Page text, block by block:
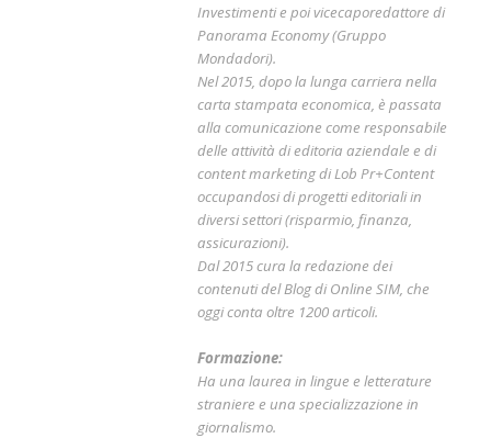
Investimenti e poi vicecaporedattore di
Panorama Economy (Gruppo
Mondadori).
Nel 2015, dopo la lunga carriera nella
carta stampata economica, è passata
alla comunicazione come responsabile
delle attività di editoria aziendale e di
content marketing di Lob Pr+Content
occupandosi di progetti editoriali in
diversi settori (risparmio, finanza,
assicurazioni).
Dal 2015 cura la redazione dei
contenuti del Blog di Online SIM, che
oggi conta oltre 1200 articoli.
Formazione:
Ha una laurea in lingue e letterature
straniere e una specializzazione in
giornalismo.